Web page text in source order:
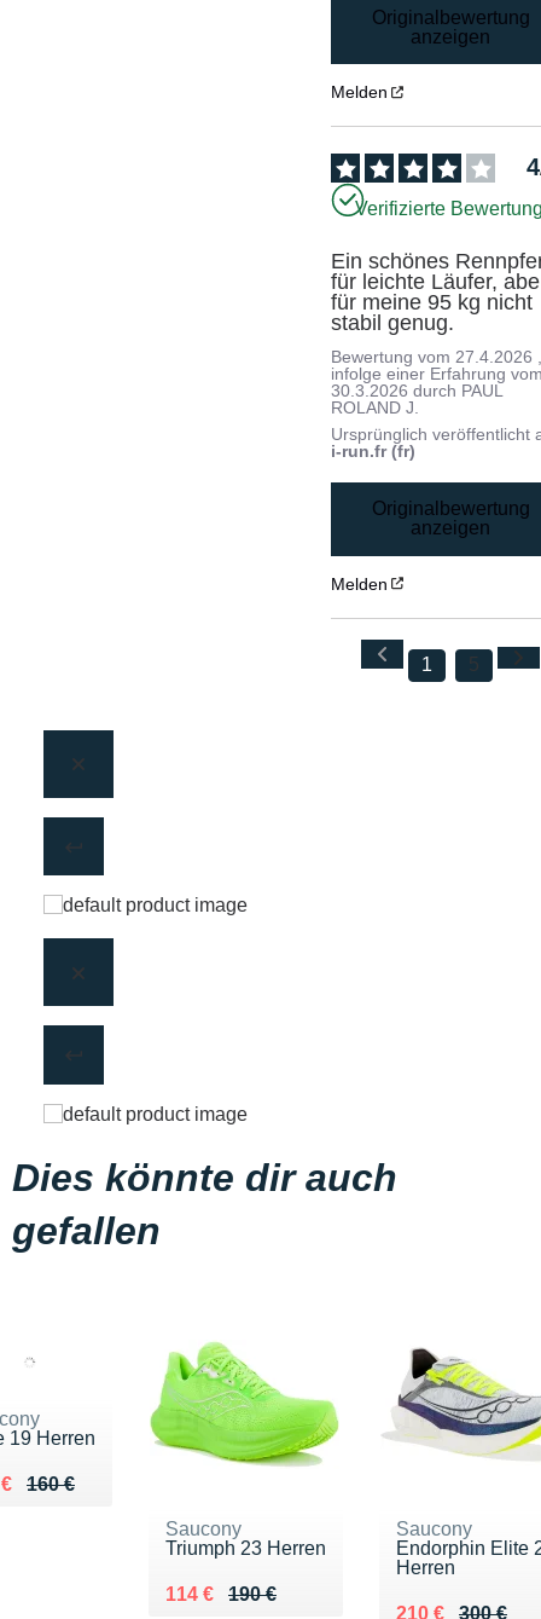
Originalbewertung
anzeigen
Melden
4
Verifizierte
Ein schönes
für leichte Läufer,
für meine 95 kg nicht
stabil genug.
Bewertung vom 27.4.2026
infolge einer Erfahrung
30.3.2026 durch PAUL
ROLAND J.
Ursprünglich veröffentlicht
i-run.fr (fr)
Originalbewertung
anzeigen
Melden
1 5
Dies könnte dir auch
gefallen
19 Herren
160 €
de 160 €
120 €
Saucony
Triumph 23 Herren
190 €
Au lieu de 190 €
114 €
Vendu 114 €
Saucony
Endorphin Elite
Herren
300 €
Au lieu de 300 €
210 €
Vendu 210 €